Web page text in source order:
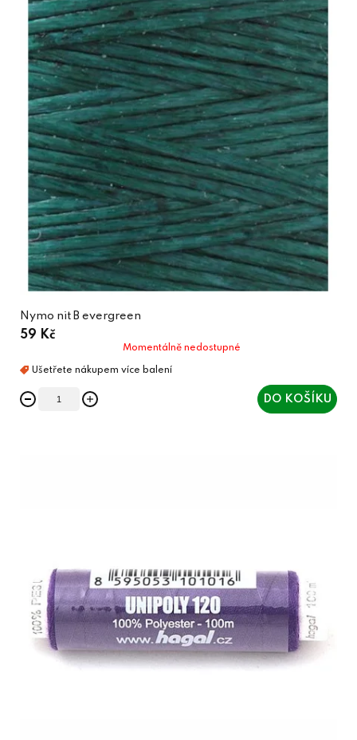
Nymo nit B evergreen
59 Kč
Momentálně nedostupné
DO KOŠÍKU